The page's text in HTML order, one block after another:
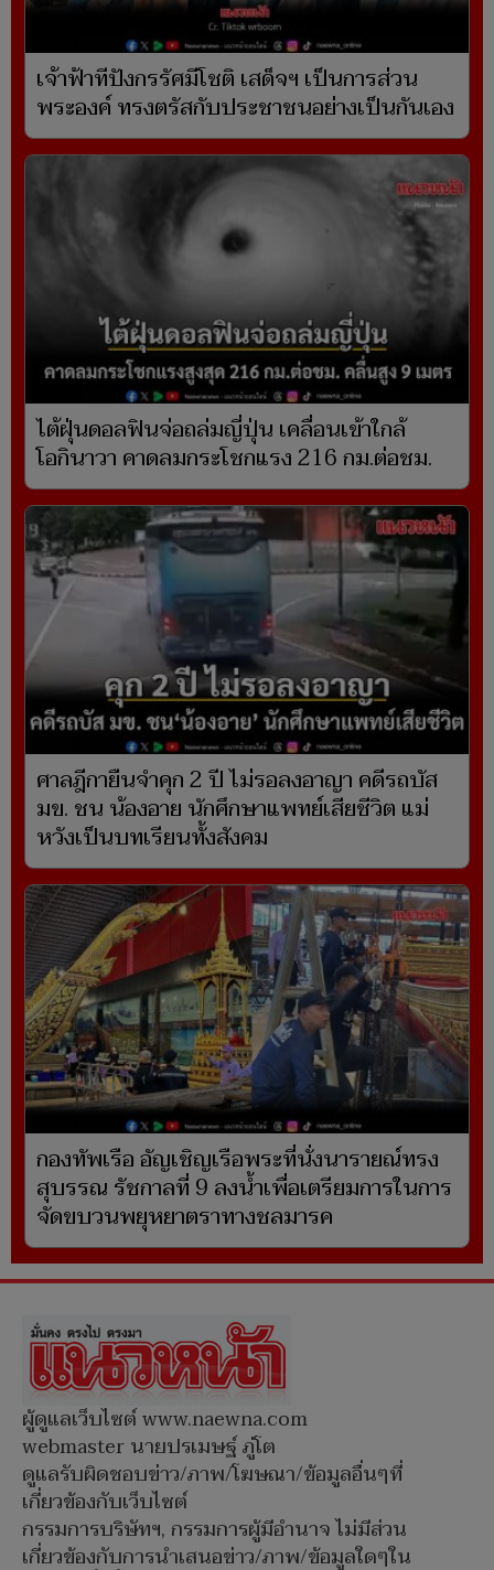
เจ้าฟ้าทีปังกรรัศมีโชติ เสด็จฯ เป็นการส่วน
พระองค์ ทรงตรัสกับประชาชนอย่างเป็นกันเอง
ไต้ฝุ่นดอลฟินจ่อถล่มญี่ปุ่น เคลื่อนเข้าใกล้
โอกินาวา คาดลมกระโชกแรง 216 กม.ต่อชม.
ศาลฎีกายืนจำคุก 2 ปี ไม่รอลงอาญา คดีรถบัส
มข. ชน น้องอาย นักศึกษาแพทย์เสียชีวิต แม่
หวังเป็นบทเรียนทั้งสังคม
กองทัพเรือ อัญเชิญเรือพระที่นั่งนารายณ์ทรง
สุบรรณ รัชกาลที่ 9 ลงน้ำเพื่อเตรียมการในการ
จัดขบวนพยุหยาตราทางชลมารค
ผู้ดูแลเว็บไซต์ www.naewna.com
webmaster นายปรเมษฐ์ ภู่โต
ดูแลรับผิดชอบข่าว/ภาพ/โฆษณา/ข้อมูลอื่นๆที่
เกี่ยวข้องกับเว็บไซต์
กรรมการบริษัทฯ, กรรมการผู้มีอำนาจ ไม่มีส่วน
เกี่ยวข้องกับการนำเสนอข่าว/ภาพ/ข้อมูลใดๆใน